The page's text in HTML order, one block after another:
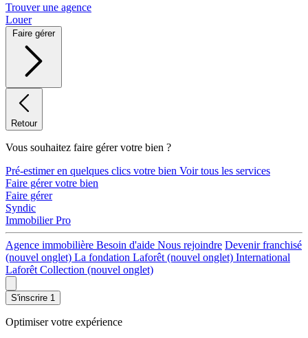
Trouver une agence
Louer
Faire gérer
Retour
Vous souhaitez faire gérer votre bien ?
Pré-estimer en quelques clics votre bien Voir tous les services
Faire gérer votre bien
Faire gérer
Syndic
Immobilier Pro
Agence immobilière Besoin d'aide Nous rejoindre Devenir franchisé
(nouvel onglet) La fondation Laforêt (nouvel onglet) International
Laforêt Collection (nouvel onglet)
S'inscrire 1
Optimiser votre expérience